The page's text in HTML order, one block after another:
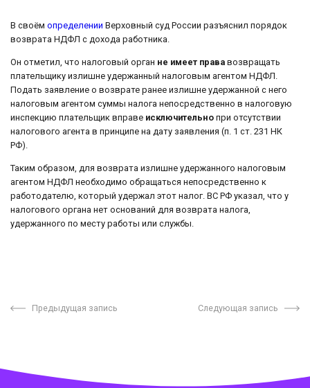
В своём определении Верховный суд России разъяснил порядок
возврата НДФЛ с дохода работника.
Он отметил, что налоговый орган не имеет права возвращать
плательщику излишне удержанный налоговым агентом НДФЛ.
Подать заявление о возврате ранее излишне удержанной с него
налоговым агентом суммы налога непосредственно в налоговую
инспекцию плательщик вправе исключительно при отсутствии
налогового агента в принципе на дату заявления (п. 1 ст. 231 НК
РФ).
Таким образом, для возврата излишне удержанного налоговым
агентом НДФЛ необходимо обращаться непосредственно к
работодателю, который удержал этот налог. ВС РФ указал, что у
налогового органа нет оснований для возврата налога,
удержанного по месту работы или службы.
Предыдущая запись Следующая запись